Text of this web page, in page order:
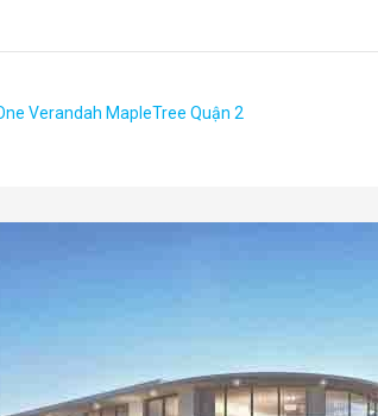
Verandah MapleTree Quận 2